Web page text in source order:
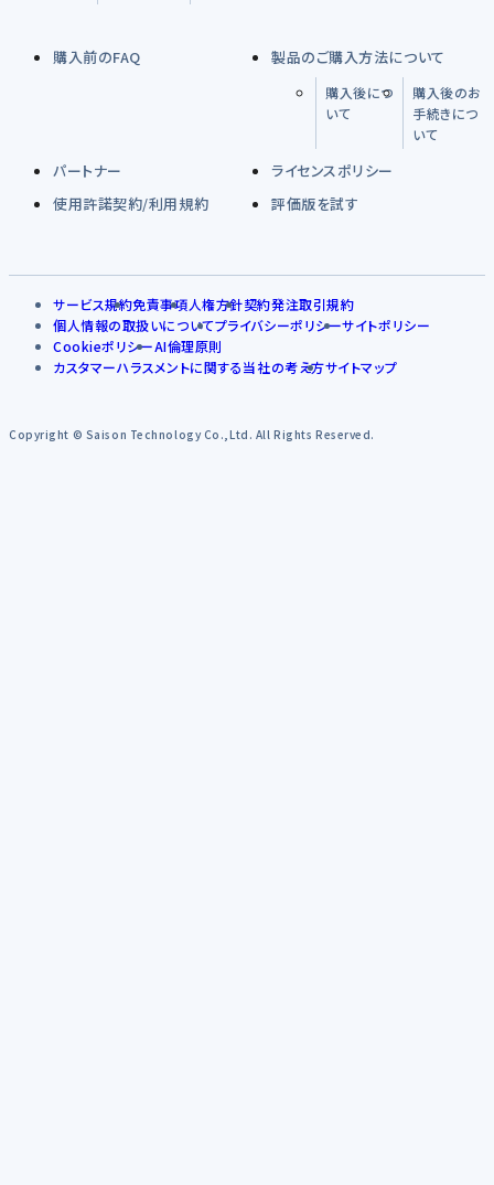
購入前のFAQ 製品のご購入方法について
購入後につ
いて
購入後のお
手続きにつ
いて
パートナー
ライセンスポリシー
使用許諾契約/利用規約
評価版を試す
サービス規約免責事項人権方針契約発注取引規約
個人情報の取扱いについてプライバシーポリシーサイトポリシー
CookieポリシーAI倫理原則
カスタマーハラスメントに関する当社の考え方サイトマップ
Copyright © Saison Technology Co.,Ltd. All Rights Reserved.